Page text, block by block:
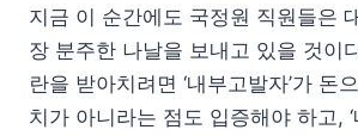
지금 이 순간에도 국정원 직원들은
장 분주한 나날을 보내고 있을 것이
란을 받아치려면 ‘내부고발자’가 돈
치가 아니라는 점도 입증해야 하고, ‘